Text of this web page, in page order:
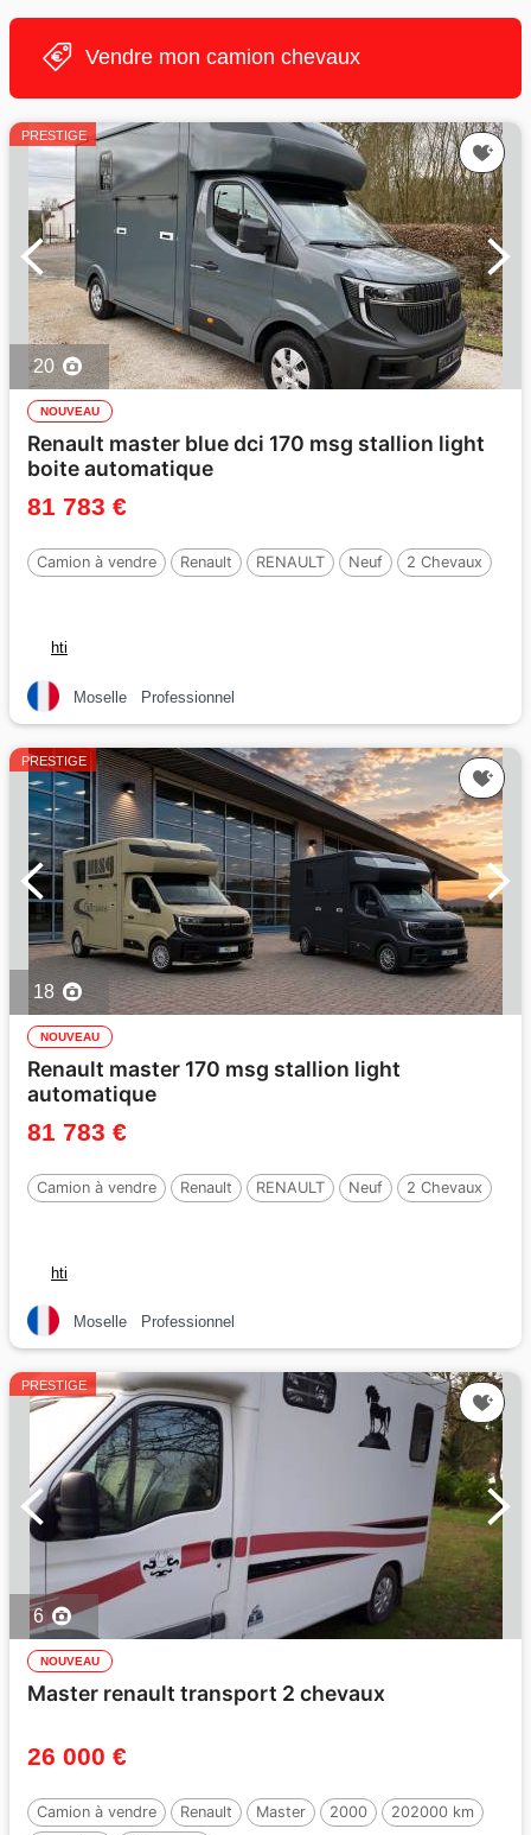
Vendre mon camion chevaux
PRESTIGE
20
NOUVEAU
Renault master blue dci 170 msg stallion light
boite automatique
81 783 €
Camion à vendre Renault RENAULT Neuf 2 Chevaux
hti
Moselle Professionnel
PRESTIGE
18
NOUVEAU
Renault master 170 msg stallion light
automatique
81 783 €
Camion à vendre Renault RENAULT Neuf 2 Chevaux
hti
Moselle Professionnel
PRESTIGE
6
NOUVEAU
Master renault transport 2 chevaux
26 000 €
Camion à vendre Renault Master 2000
202000 km